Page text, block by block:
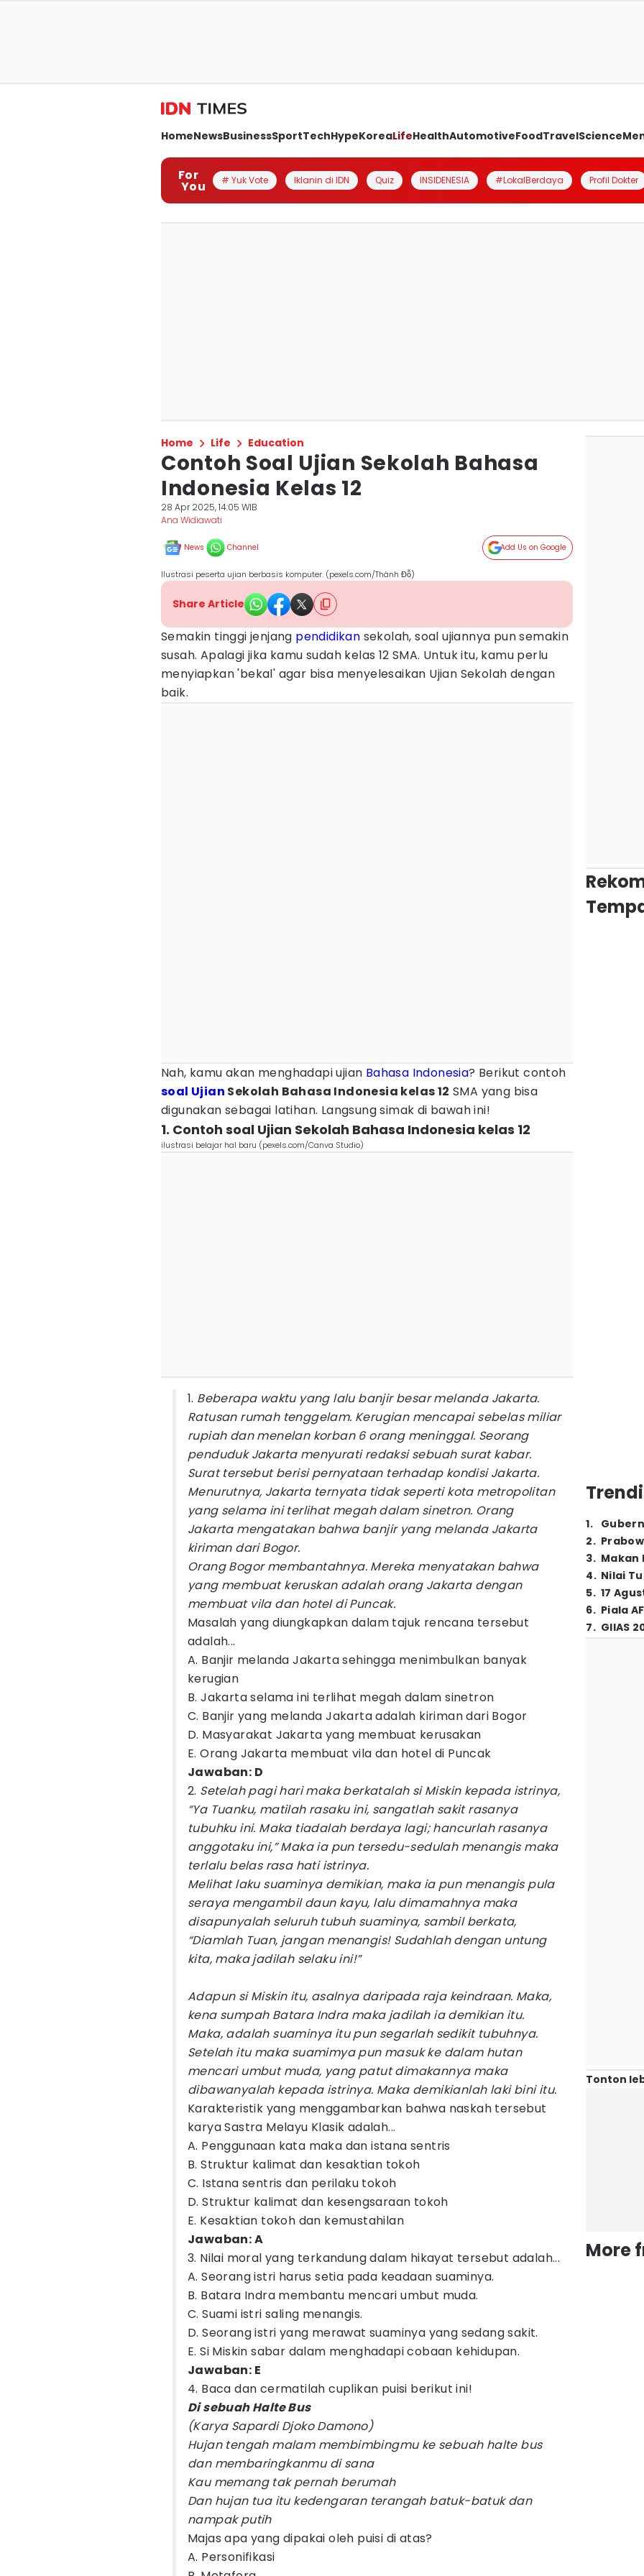
HomeNewsBusinessSportTechHypeKoreaLifeHealthAutomotiveFoodTravelScience
For
You # Yuk Vote Iklanin di IDN Quiz INSIDENESIA #LokalBerdaya Profil Dokter
Home Life Education
Contoh Soal Ujian Sekolah Bahasa
Indonesia Kelas 12
28 Apr 2025, 14:05 WIB
Ana Widiawati
News Channel Add Us on Google
Ilustrasi peserta ujian berbasis komputer. (pexels.com/Thành Đỗ)
Share Article
Semakin tinggi jenjang pendidikan sekolah, soal ujiannya pun semakin
susah. Apalagi jika kamu sudah kelas 12 SMA. Untuk itu, kamu perlu
menyiapkan 'bekal' agar bisa menyelesaikan Ujian Sekolah dengan
baik.
Nah, kamu akan menghadapi ujian Bahasa Indonesia? Berikut contoh
soal Ujian Sekolah Bahasa Indonesia kelas 12 SMA yang bisa
digunakan sebagai latihan. Langsung simak di bawah ini!
1. Contoh soal Ujian Sekolah Bahasa Indonesia kelas 12
ilustrasi belajar hal baru (pexels.com/Canva Studio)
1. Beberapa waktu yang lalu banjir besar melanda Jakarta.
Ratusan rumah tenggelam. Kerugian mencapai sebelas miliar
rupiah dan menelan korban 6 orang meninggal. Seorang
penduduk Jakarta menyurati redaksi sebuah surat kabar.
Surat tersebut berisi pernyataan terhadap kondisi Jakarta.
Menurutnya, Jakarta ternyata tidak seperti kota metropolitan
yang selama ini terlihat megah dalam sinetron. Orang
Jakarta mengatakan bahwa banjir yang melanda Jakarta
kiriman dari Bogor.
Orang Bogor membantahnya. Mereka menyatakan bahwa
yang membuat keruskan adalah orang Jakarta dengan
membuat vila dan hotel di Puncak.
Masalah yang diungkapkan dalam tajuk rencana tersebut
adalah...
A. Banjir melanda Jakarta sehingga menimbulkan banyak
kerugian
B. Jakarta selama ini terlihat megah dalam sinetron
C. Banjir yang melanda Jakarta adalah kiriman dari Bogor
D. Masyarakat Jakarta yang membuat kerusakan
E. Orang Jakarta membuat vila dan hotel di Puncak
Jawaban: D
2. Setelah pagi hari maka berkatalah si Miskin kepada istrinya,
“Ya Tuanku, matilah rasaku ini, sangatlah sakit rasanya
tubuhku ini. Maka tiadalah berdaya lagi; hancurlah rasanya
anggotaku ini,” Maka ia pun tersedu-sedulah menangis maka
terlalu belas rasa hati istrinya.
Melihat laku suaminya demikian, maka ia pun menangis pula
seraya mengambil daun kayu, lalu dimamahnya maka
disapunyalah seluruh tubuh suaminya, sambil berkata,
“Diamlah Tuan, jangan menangis! Sudahlah dengan untung
kita, maka jadilah selaku ini!”
Adapun si Miskin itu, asalnya daripada raja keindraan. Maka,
kena sumpah Batara Indra maka jadilah ia demikian itu.
Maka, adalah suaminya itu pun segarlah sedikit tubuhnya.
Setelah itu maka suamimya pun masuk ke dalam hutan
mencari umbut muda, yang patut dimakannya maka
dibawanyalah kepada istrinya. Maka demikianlah laki bini itu.
Karakteristik yang menggambarkan bahwa naskah tersebut
karya Sastra Melayu Klasik adalah...
A. Penggunaan kata maka dan istana sentris
B. Struktur kalimat dan kesaktian tokoh
C. Istana sentris dan perilaku tokoh
D. Struktur kalimat dan kesengsaraan tokoh
E. Kesaktian tokoh dan kemustahilan
Jawaban: A
3. Nilai moral yang terkandung dalam hikayat tersebut adalah...
A. Seorang istri harus setia pada keadaan suaminya.
B. Batara Indra membantu mencari umbut muda.
C. Suami istri saling menangis.
D. Seorang istri yang merawat suaminya yang sedang sakit.
E. Si Miskin sabar dalam menghadapi cobaan kehidupan.
Jawaban: E
4. Baca dan cermatilah cuplikan puisi berikut ini!
Di sebuah Halte Bus
(Karya Sapardi Djoko Damono)
Hujan tengah malam membimbingmu ke sebuah halte bus
dan membaringkanmu di sana
Kau memang tak pernah berumah
Dan hujan tua itu kedengaran terangah batuk-batuk dan
nampak putih
Majas apa yang dipakai oleh puisi di atas?
A. Personifikasi
1.
2.
3. Makan
4. Nilai
5. 17
6. Piala
7. GIIAS
Tonton
More